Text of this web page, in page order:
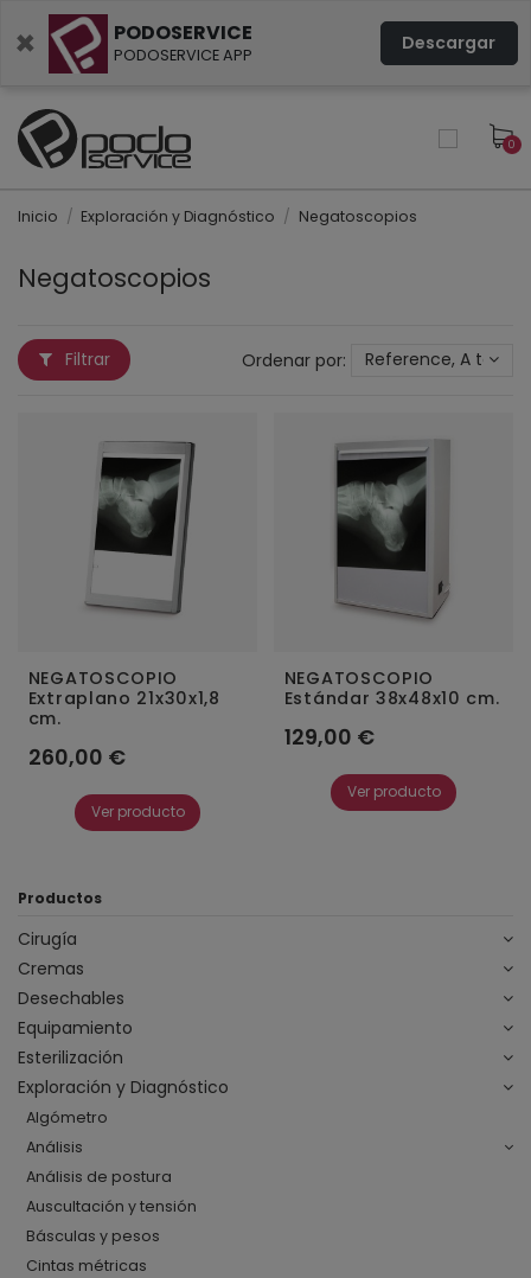
× PODOSERVICE
PODOSERVICE APP Descargar
0
Inicio Exploración y Diagnóstico Negatoscopios
Negatoscopios
Filtrar Ordenar por: Reference, A to Z
NEGATOSCOPIO
Extraplano 21x30x1,8
cm.
260,00 €
Ver producto
NEGATOSCOPIO
Estándar 38x48x10 cm.
129,00 €
Ver producto
Productos
Cirugía
Cremas
Desechables
Equipamiento
Esterilización
Exploración y Diagnóstico
Algómetro
Análisis
Análisis de postura
Auscultación y tensión
Básculas y pesos
Cintas métricas